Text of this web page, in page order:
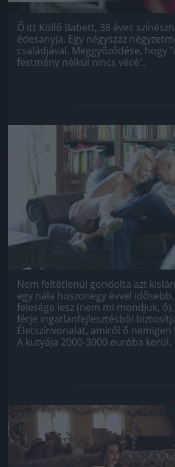
Ő itt Köllő Babett, 38 éves
édesanyja. Egy négyszáz
családjával. Meggyőződése, hogy
festmény nélkül nincs vécé".
Jön még
Nem feltétlenül gondolta azt
egy nála huszonegy évvel
felesége lesz (nem mi mondjuk,
férje ingatlanfejlesztésből
Életszínvonalat, amiről ő
A kutyája 2000-3000 euróba kerül.
Jön még kép!